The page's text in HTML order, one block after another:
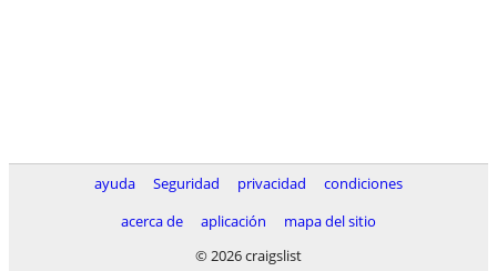
ayuda Seguridad privacidad
condiciones
acerca de
aplicación
mapa del sitio
© 2026 craigslist